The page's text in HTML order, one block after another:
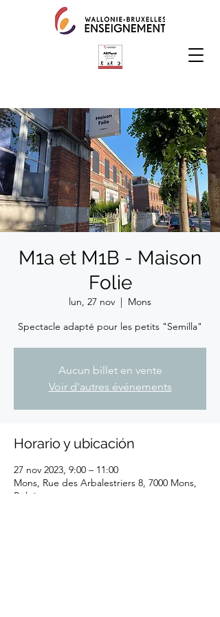
M1a et M1B - Maison
Folie
lun, 27 nov
  |
Mons
Spectacle adapté pour les petits "Semilla"
Aucun billet en vente
Voir d'autres événements
Horario y ubicación
27 nov 2023, 9:00 – 11:00
Mons, Rue des Arbalestriers 8, 7000 Mons,
Belgique